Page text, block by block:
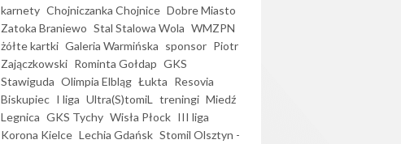
karnety Chojniczanka Chojnice Dobre Miasto
Zatoka Braniewo Stal Stalowa Wola WMZPN
żółte kartki Galeria Warmińska sponsor Piotr
Zajączkowski Rominta Gołdap GKS
Stawiguda Olimpia Elbląg Łukta Resovia
Biskupiec I liga Ultra(S)tomiL treningi Miedź
Legnica GKS Tychy Wisła Płock III liga
Korona Kielce Lechia Gdańsk Stomil Olsztyn -